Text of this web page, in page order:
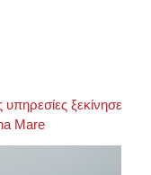
ξεκίνησε
Mare